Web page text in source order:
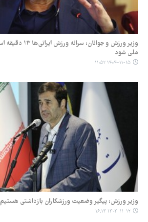
وزیر ورزش و
ملی شود
۱۴۰۴-۱۱-۱۵ ۱۱:۵۲
وزیر ورزش: پیگیر وضعیت ورزشکاران بازداشتی هستیم
۱۴۰۴-۱۱-۱۲ ۱۶:۱۴